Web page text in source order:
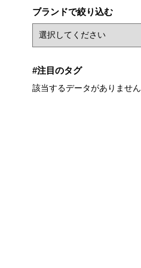
ブランドで絞り込む
#注目のタグ
該当するデータがありません